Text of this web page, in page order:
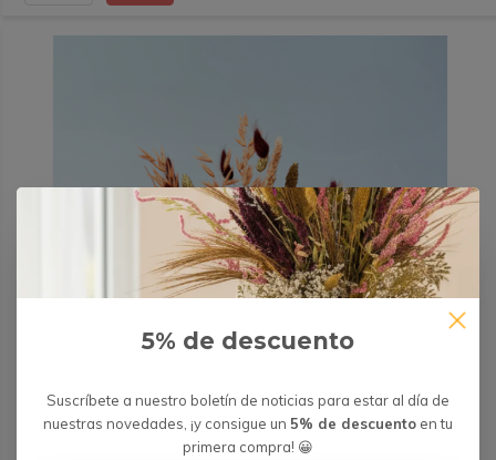
5% de descuento
Suscríbete a nuestro boletín de noticias para estar al día de
nuestras novedades, ¡y consigue un 5% de descuento en tu
primera compra! 😀